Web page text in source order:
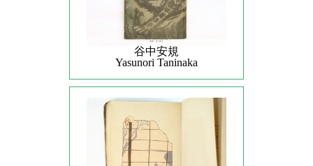
谷中安規
Yasunori Taninaka